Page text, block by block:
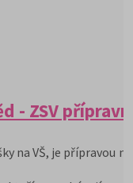
- ZSV
na VŠ, je přípravou